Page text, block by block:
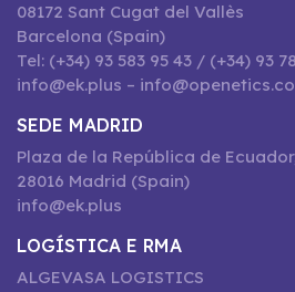
08172 Sant Cugat del Vallès
Barcelona (Spain)
Tel: (+34) 93 583 95 43 / (+34) 93
info@ek.plus –
SEDE MADRID
Plaza de la República de
28016 Madrid (Spain)
info@ek.plus
LOGÍSTICA E RMA
ALGEVASA LOGISTICS